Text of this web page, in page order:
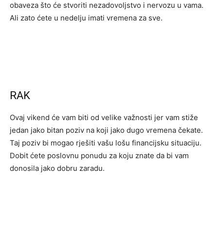
obaveza što će stvoriti nezadovoljstvo i nervozu u vama.
Ali zato ćete u nedelju imati vremena za sve.
RAK
Ovaj vikend će vam biti od velike važnosti jer vam stiže
jedan jako bitan poziv na koji jako dugo vremena čekate.
Taj poziv bi mogao rješiti vašu lošu financijsku situaciju.
Dobit ćete poslovnu ponudu za koju znate da bi vam
donosila jako dobru zaradu.